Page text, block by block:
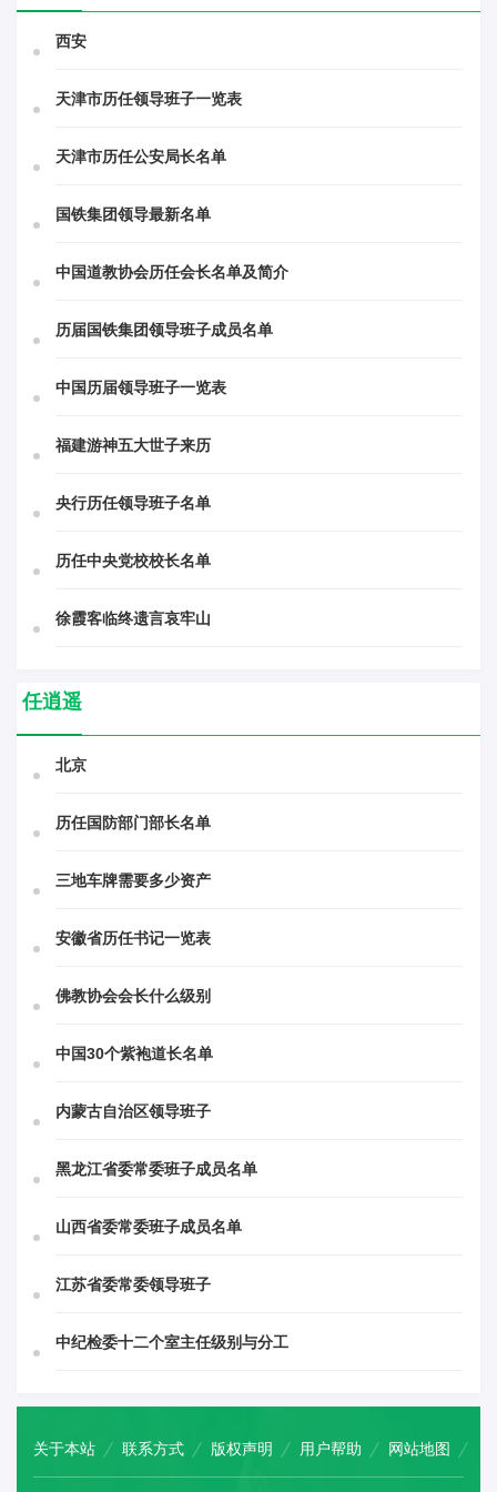
西安
天津市历任领导班子一览表
天津市历任公安局长名单
国铁集团领导最新名单
中国道教协会历任会长名单及简介
历届国铁集团领导班子成员名单
中国历届领导班子一览表
福建游神五大世子来历
央行历任领导班子名单
历任中央党校校长名单
徐霞客临终遗言哀牢山
任逍遥
北京
历任国防部门部长名单
三地车牌需要多少资产
安徽省历任书记一览表
佛教协会会长什么级别
中国30个紫袍道长名单
内蒙古自治区领导班子
黑龙江省委常委班子成员名单
山西省委常委班子成员名单
江苏省委常委领导班子
中纪检委十二个室主任级别与分工
关于本站 联系方式 版权声明 用户帮助 网站地图